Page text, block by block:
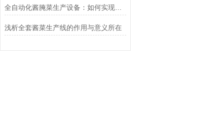
全自动化酱腌菜生产设备：如何实现规模化与高效生产
浅析全套酱菜生产线的作用与意义所在